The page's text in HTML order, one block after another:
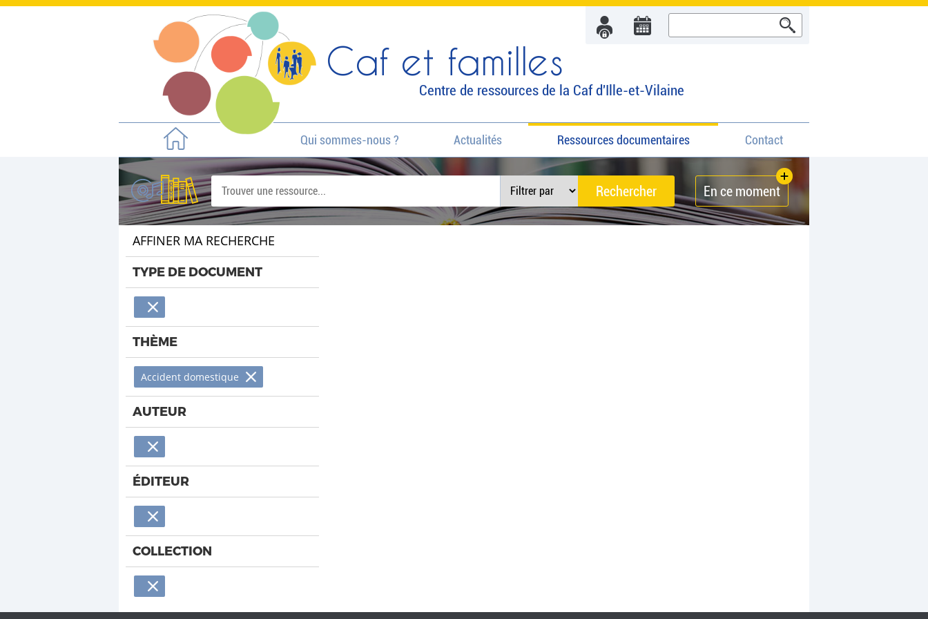
Caf et familles
Centre de ressources de la Caf d'Ille-et-Vilaine
Qui sommes-nous ? Actualités Ressources documentaires Contact
En ce moment
AFFINER MA RECHERCHE
TYPE DE DOCUMENT
THÈME
Accident domestique
AUTEUR
ÉDITEUR
COLLECTION